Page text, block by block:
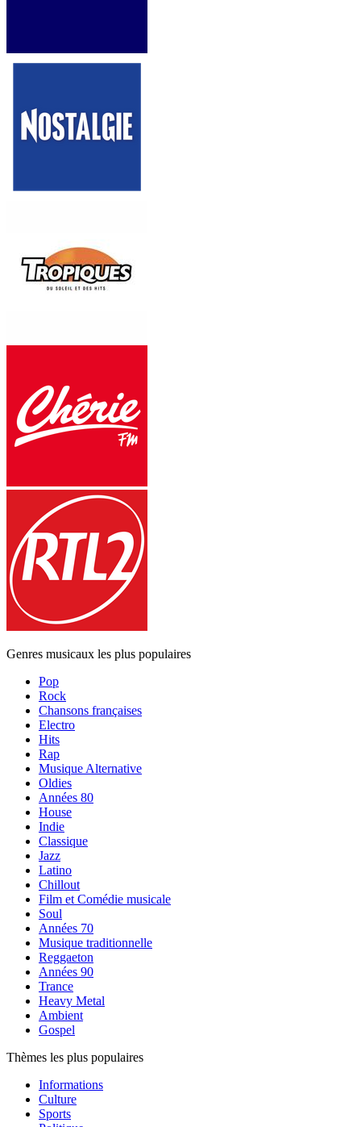
Genres musicaux les plus populaires
Pop
Rock
Chansons françaises
Electro
Hits
Rap
Musique Alternative
Oldies
Années 80
House
Indie
Classique
Jazz
Latino
Chillout
Film et Comédie musicale
Soul
Années 70
Musique traditionnelle
Reggaeton
Années 90
Trance
Heavy Metal
Ambient
Gospel
Thèmes les plus populaires
Informations
Culture
Sports